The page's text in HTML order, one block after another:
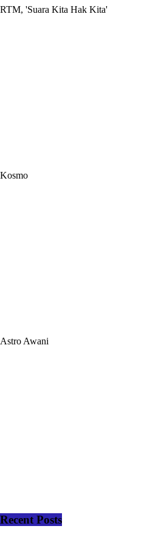
RTM, 'Suara Kita Hak Kita'
Kosmo
Astro Awani
Recent Posts